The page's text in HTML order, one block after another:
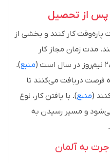
پس از تحصیل
پاره‌وقت کار کنند و بخشی از
مدت زمان مجاز کار
منبع).
فارغ‌التحصیلی نیز ۱۸ ماه فرصت دریافت می‌کنند تا
(منبع). با یافتن کار، نوع
و مسیر رسیدن به
به آلمان